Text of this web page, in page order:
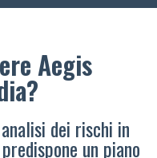
Aegis
dei rischi in
un piano